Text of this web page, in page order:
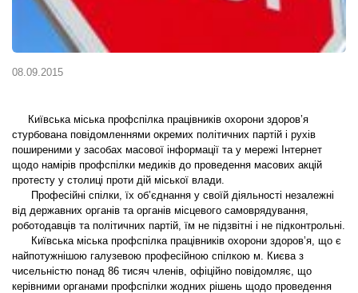
08.09.2015
Київська міська профспілка працівників охорони здоров’я
стурбована повідомленнями окремих політичних партій і рухів
поширеними у засобах масової інформації та у мережі Інтернет
щодо намірів профспілки медиків до проведення масових акцій
протесту у столиці проти дій міської влади.
Професійні спілки, їх об’єднання у своїй діяльності незалежні
від державних органів та органів місцевого самоврядування,
роботодавців та політичних партій, їм не підзвітні і не підконтрольні.
Київська міська профспілка працівників охорони здоров’я, що є
найпотужнішою галузевою професійною спілкою м. Києва з
чисельністю понад 86 тисяч членів, офіційно повідомляє, що
керівними органами профспілки жодних рішень щодо проведення